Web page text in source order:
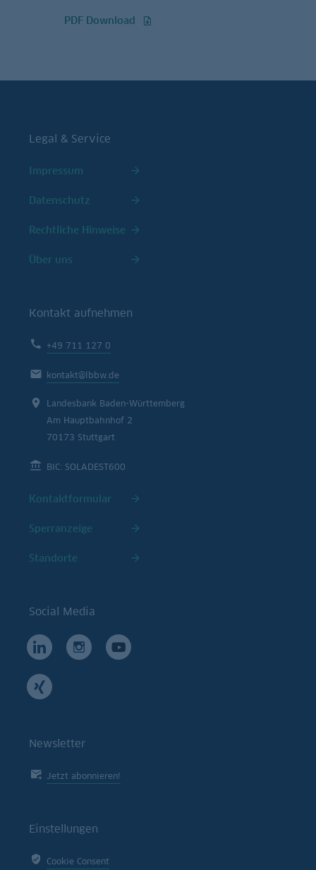
PDF Download
Legal & Service
Impressum
Datenschutz
Rechtliche Hinweise
Über uns
Kontakt aufnehmen
+49 711 127 0
kontakt@lbbw.de
Landesbank Baden-Württemberg
Am Hauptbahnhof 2
70173 Stuttgart
BIC: SOLADEST600
Kontaktformular
Sperranzeige
Standorte
Social Media
Newsletter
Jetzt abonnieren!
Einstellungen
Cookie Consent